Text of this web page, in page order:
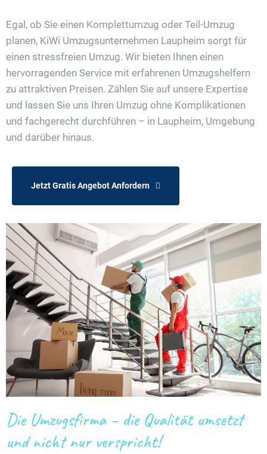
Egal, ob Sie einen Komplettumzug oder Teil-Umzug
planen, KiWi Umzugsunternehmen Laupheim sorgt für
einen stressfreien Umzug. Wir bieten Ihnen einen
hervorragenden Service mit erfahrenen Umzugshelfern
zu attraktiven Preisen. Zählen Sie auf unsere Expertise
und lassen Sie uns Ihren Umzug ohne Komplikationen
und fachgerecht durchführen – in Laupheim, Umgebung
und darüber hinaus.
Jetzt Gratis Angebot Anfordern
Die Umzugsfirma – die Qualität umsetzt
und nicht nur verspricht!